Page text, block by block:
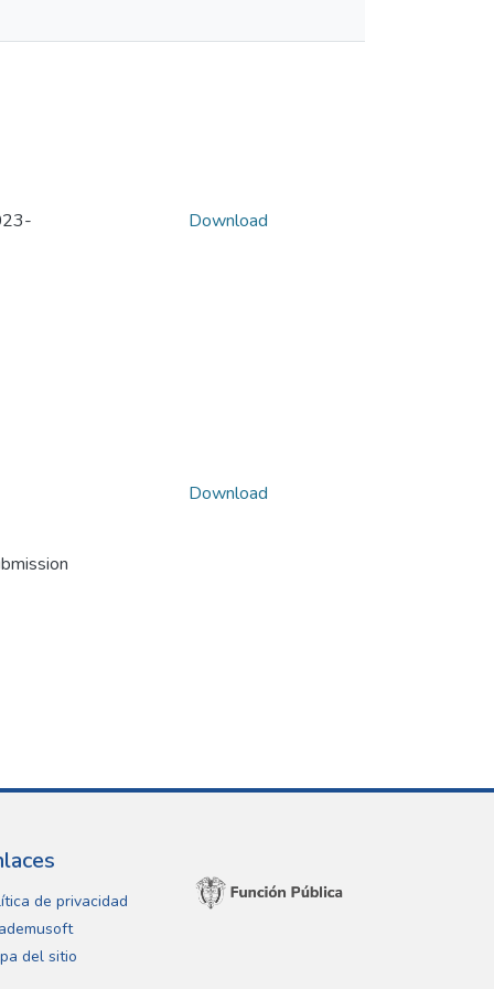
Download
Download
de privacidad
del sitio